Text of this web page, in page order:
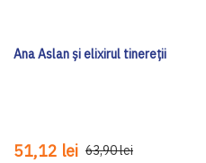
Ana Aslan și elixirul tinereții
51,12 lei 63,90 lei